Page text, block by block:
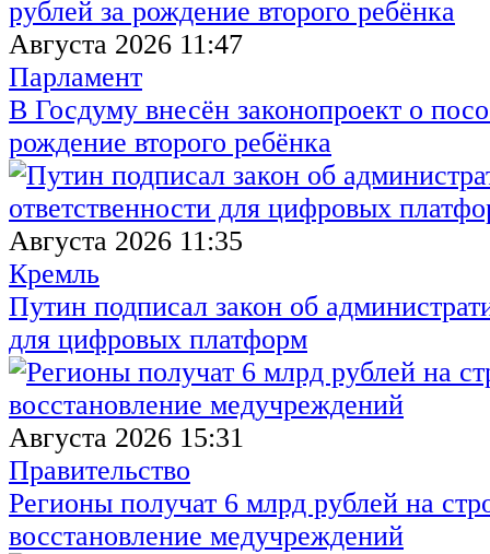
Августа 2026 11:47
Парламент
В Госдуму внесён законопроект о
рождение второго ребёнка
Августа 2026 11:35
Кремль
Путин подписал закон об
для цифровых платформ
Августа 2026 15:31
Правительство
Регионы получат 6 млрд рублей на
восстановление медучреждений